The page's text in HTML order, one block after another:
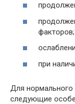
факторов;
при
Для нормального
следующие